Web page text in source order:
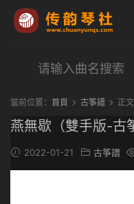
當前位置： 首頁 古筝譜 正文
燕無歇（雙手版-古
2022-01-21 古筝譜